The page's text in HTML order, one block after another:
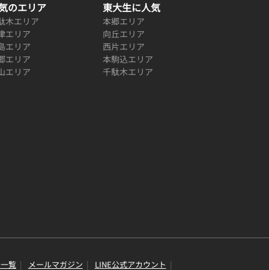
のエリア
木エリア
エリア
エリア
エリア
エリア
東大生に人気
本郷エリア
向丘エリア
西片エリア
本駒込エリア
千駄木エリア
覧 メールマガジン LINE公式アカウント